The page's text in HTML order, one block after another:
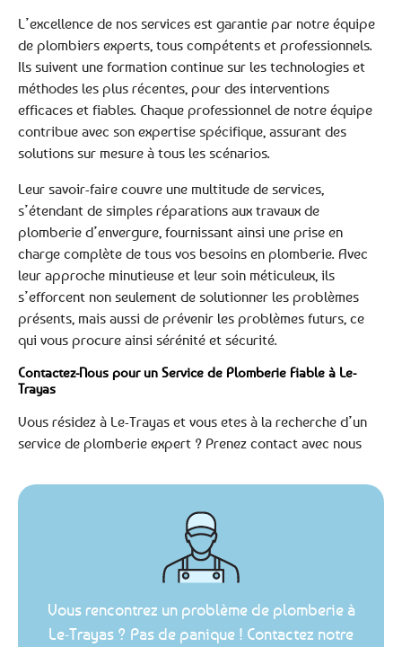
L’excellence de nos services est garantie par notre équipe
de plombiers experts, tous compétents et professionnels.
Ils suivent une formation continue sur les technologies et
méthodes les plus récentes, pour des interventions
efficaces et fiables. Chaque professionnel de notre équipe
contribue avec son expertise spécifique, assurant des
solutions sur mesure à tous les scénarios.
Leur savoir-faire couvre une multitude de services,
s’étendant de simples réparations aux travaux de
plomberie d’envergure, fournissant ainsi une prise en
charge complète de tous vos besoins en plomberie. Avec
leur approche minutieuse et leur soin méticuleux, ils
s’efforcent non seulement de solutionner les problèmes
présents, mais aussi de prévenir les problèmes futurs, ce
qui vous procure ainsi sérénité et sécurité.
Contactez-Nous pour un Service de Plomberie Fiable à Le-
Trayas
Vous résidez à Le-Trayas et vous etes à la recherche d’un
service de plomberie expert ? Prenez contact avec nous
Vous rencontrez un problème de plomberie à
Le-Trayas ? Pas de panique ! Contactez notre